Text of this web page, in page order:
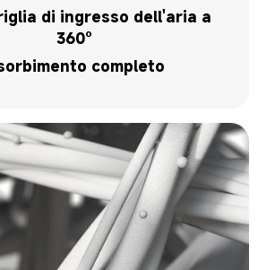
di ingresso dell'aria a
360°
completo